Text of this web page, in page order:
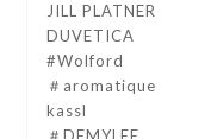
JILL PLATNER
DUVETICA
#Wolford
＃aromatique
kassl